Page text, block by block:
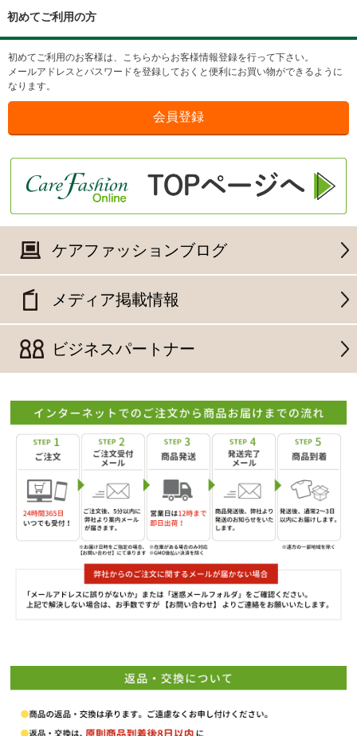
初めてご利用の方
初めてご利用のお客様は、こちらからお客様情報登録を行って下さい。
メールアドレスとパスワードを登録しておくと便利にお買い物ができるように
なります。
ケアファッションブログ
メディア掲載情報
ビジネスパートナー